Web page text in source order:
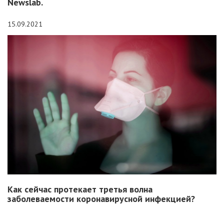
15.09.2021
Как сейчас протекает третья волна
заболеваемости коронавирусной инфекцией?